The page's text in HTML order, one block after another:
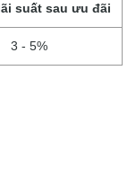
suất sau ưu đãi
3 - 5%